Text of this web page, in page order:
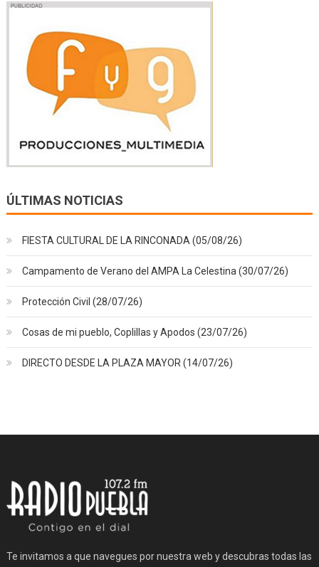
ÚLTIMAS NOTICIAS
FIESTA CULTURAL DE LA RINCONADA (05/08/26)
Campamento de Verano del AMPA La Celestina (30/07/26)
Protección Civil (28/07/26)
Cosas de mi pueblo, Coplillas y Apodos (23/07/26)
DIRECTO DESDE LA PLAZA MAYOR (14/07/26)
Te invitamos a que navegues por nuestra web y descubras todas las